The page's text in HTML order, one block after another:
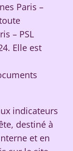
Paris –
– PSL
Elle est
indicateurs
destiné à
et en